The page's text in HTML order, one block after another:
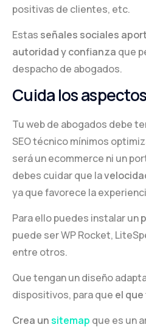
positivas de clientes, etc.
Estas señales sociales
autoridad y confianza que
despacho de abogados.
Cuida los
Tu web de abogados debe
SEO técnico mínimos
será un ecommerce ni un
debes cuidar que la
ya que favorece la
Para ello puedes instalar un
puede ser WP Rocket,
entre otros.
Que tengan un diseño
dispositivos, para que el
Crea unsitemap que es un